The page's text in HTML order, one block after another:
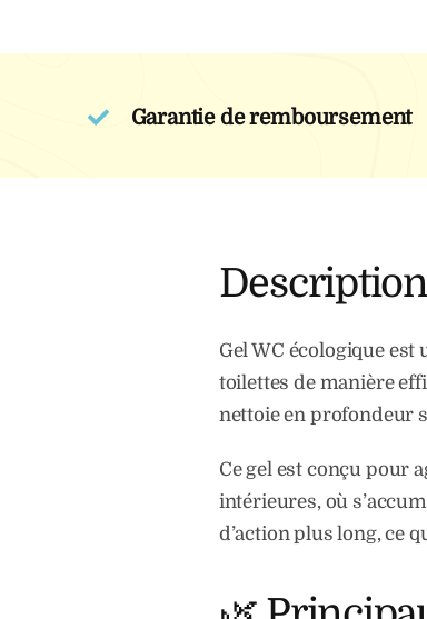
Garantie de remboursement
Gel WC écologique
toilettes de manière
nettoie en profondeur
Ce gel est conçu pour
intérieures, où
d’action plus long, ce